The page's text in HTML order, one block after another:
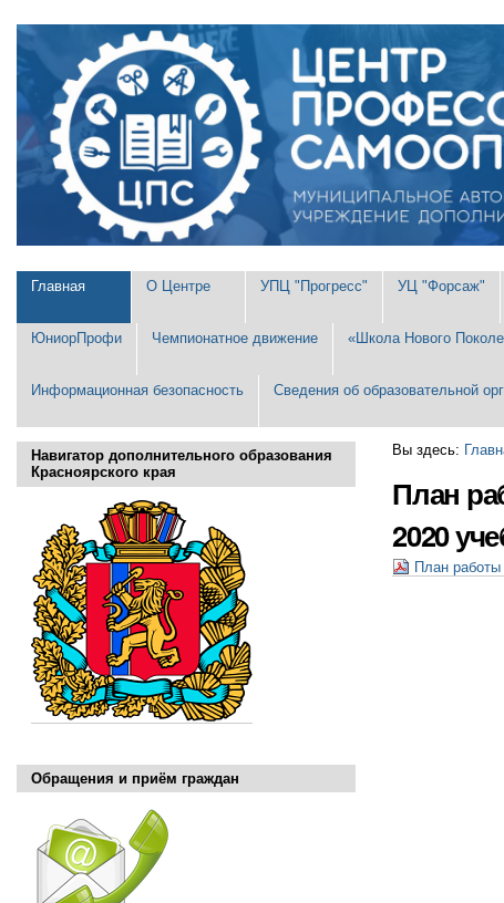
к
содержимому.
Перейти
к
навигации
инструменты
Разделы
Главная О Центре УПЦ "Прогресс" УЦ "Форсаж"
ЮниорПрофи Чемпионатное движение «Школа Нового
Информационная безопасность Сведения об образовательной
Вы здесь:
План
2020
План
Навигатор дополнительного образования
Красноярского края
Обращения и приём граждан